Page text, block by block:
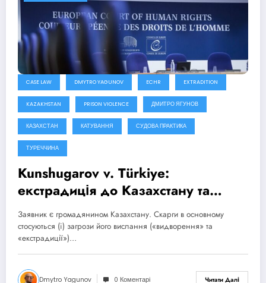
CASE LAW DMYTRO YAGUNOV ECHR EXTRADITION
KAZAKHSTAN PRISON VIOLENCE ДМИТРО ЯГУНОВ
КАЗАХСТАН КАТУВАННЯ СУДОВА ПРАКТИКА
ТУРЕЧЧИНА
Kunshugarov v. Türkiye:
екстрадиція до Казахстану та
неналежні умови тримання у
центрі видворення іноземців
Заявник є громадянином Казахстану. Скарги в основному
стосуються (i) загрози його вислання («видворення» та
«екстрадиції»)…
Dmytro Yagunov 0 Коментарі Читати Далі